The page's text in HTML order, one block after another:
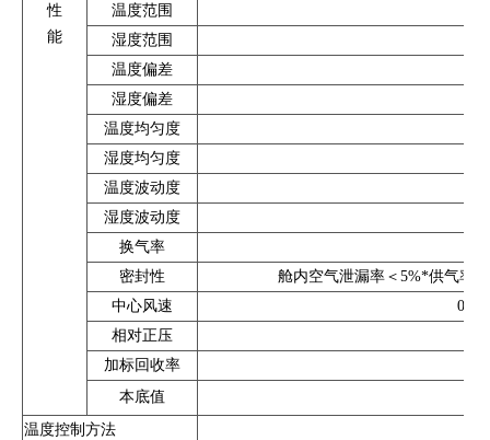
性
能
温度范围
湿度范围
温度偏差
湿度偏差
温度均匀度
湿度均匀度
温度波动度
湿度波动度
换气率
密封性
舱内空气泄漏率＜5%*供气率
中心风速
0.1-
相对正压
加标回收率
本底值
温度控制方法